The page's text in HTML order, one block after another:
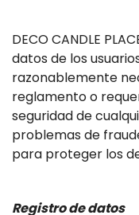
DECO CANDLE
datos de los
razonablemente
reglamento o
seguridad de
problemas de
para proteger los
Registro de datos